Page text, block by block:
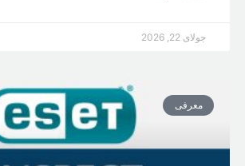
جولای 22, 2026
معرفی